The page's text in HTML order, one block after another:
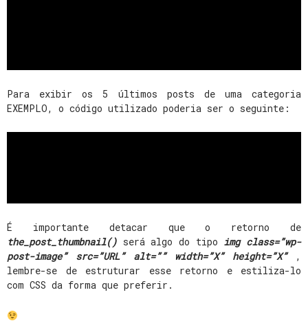
Para exibir os 5 últimos posts de uma categoria
EXEMPLO, o código utilizado poderia ser o seguinte:
É importante detacar que o retorno de
the_post_thumbnail() será algo do tipo img class=”wp-
post-image” src=”URL” alt=”” width=”X” height=”X”
,
lembre-se de estruturar esse retorno e estiliza-lo
com CSS da forma que preferir.